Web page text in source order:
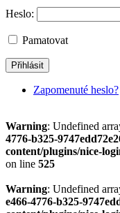
Heslo:
Pamatovat
Zapomenuté heslo?
Warning: Undefined
4776-b325-
content/plugins/nice-
on line 525
Warning: Undefined
e466-4776-b325-